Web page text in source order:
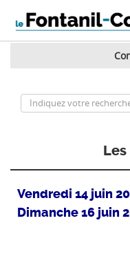
Les
Vendredi 14 juin
Dimanche 16 juin